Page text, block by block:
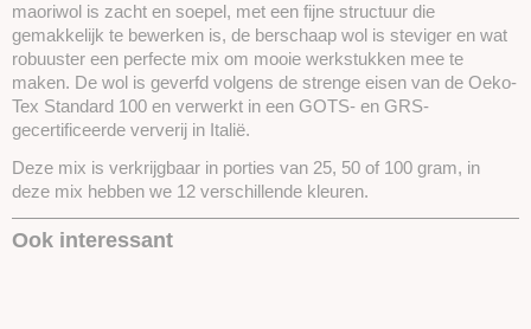
maoriwol is zacht en soepel, met een fijne structuur die
gemakkelijk te bewerken is, de berschaap wol is steviger en wat
robuuster een perfecte mix om mooie werkstukken mee te
maken. De wol is geverfd volgens de strenge eisen van de Oeko-
Tex Standard 100 en verwerkt in een GOTS- en GRS-
gecertificeerde ververij in Italië.
Deze mix is verkrijgbaar in porties van 25, 50 of 100 gram, in
deze mix hebben we 12 verschillende kleuren.
Ook interessant